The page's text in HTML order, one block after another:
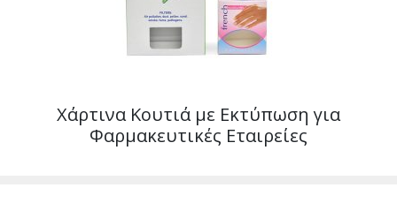
Χάρτινα Κουτιά με Εκτύπωση για
Φαρμακευτικές Εταιρείες